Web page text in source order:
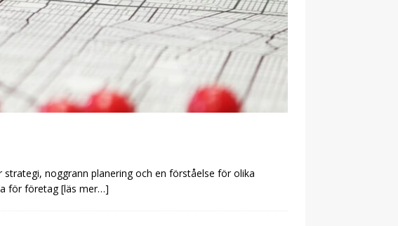
noggrann planering och en förståelse för olika
för företag[läs mer…]